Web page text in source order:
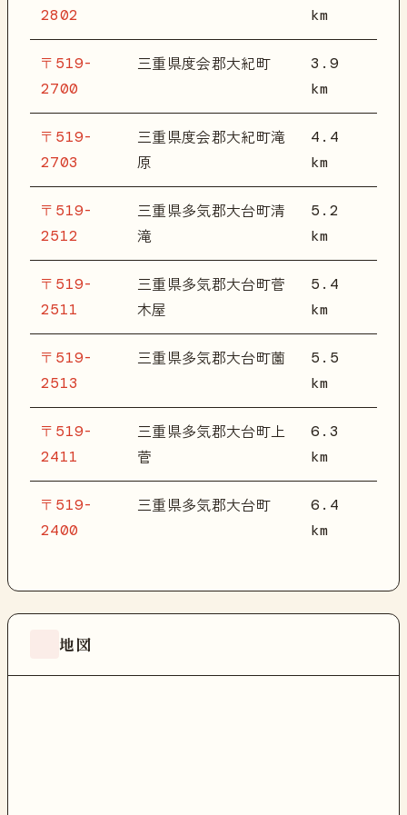
2802 km
〒519-
2700
三重県度会郡大紀町
3.9
km
〒519-
2703
三重県度会郡大紀町滝
原
4.4
km
〒519-
2512
三重県多気郡大台町清
滝
5.2
km
〒519-
2511
三重県多気郡大台町菅
木屋
5.4
km
〒519-
2513
三重県多気郡大台町薗
5.5
km
〒519-
2411
三重県多気郡大台町上
菅
6.3
km
〒519-
2400
三重県多気郡大台町
6.4
km
地図